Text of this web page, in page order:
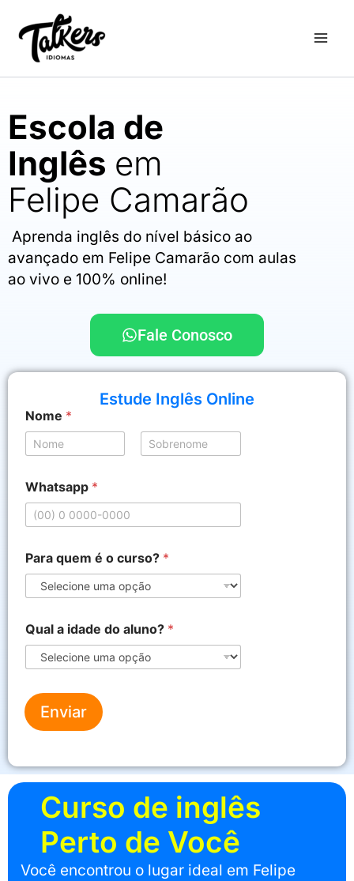
para
conteúdo
Escola de
Inglês em
Felipe Camarão
Aprenda inglês do nível básico ao
avançado em Felipe Camarão com aulas
ao vivo e 100% online!
Fale Conosco
Estude Inglês Online
a
l
o
?
N
o
e
Nome *
Whatsapp *
Para quem é o curso? *
Qual a idade do aluno? *
Enviar
Curso de inglês
Perto de Você
Você encontrou o lugar ideal em Felipe